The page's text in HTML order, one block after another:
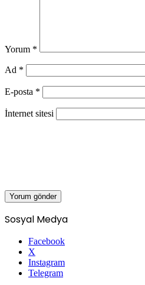
Yorum *
Ad *
E-posta *
İnternet sitesi
Sosyal Medya
Facebook
X
Instagram
Telegram